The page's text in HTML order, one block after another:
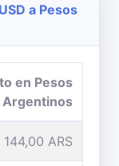
a Pesos
en Pesos
Argentinos
144,00 ARS